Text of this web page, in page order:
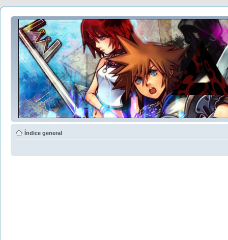
Índice general